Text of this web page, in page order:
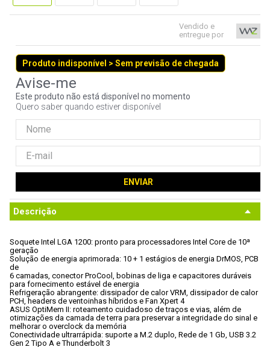
Vendido e
entregue por
Produto indisponível > Sem previsão de chegada
Este produto não está disponível no momento
Quero saber quando estiver disponível
ENVIAR
Descrição
Soquete Intel LGA 1200: pronto para processadores Intel Core de 10ª
geração
Solução de energia aprimorada: 10 + 1 estágios de energia DrMOS, PCB
de
6 camadas, conector ProCool, bobinas de liga e capacitores duráveis
para fornecimento estável de energia
Refrigeração abrangente: dissipador de calor VRM, dissipador de calor
PCH, headers de ventoinhas híbridos e Fan Xpert 4
ASUS OptiMem II: roteamento cuidadoso de traços e vias, além de
otimizações da camada de terra para preservar a integridade do sinal e
melhorar o overclock da memória
Conectividade ultrarrápida: suporte a M.2 duplo, Rede de 1 Gb, USB 3.2
Gen 2 Tipo A e Thunderbolt 3
5º
openbox
7º
jonsbo
8º
controle
noctua
10º fractal